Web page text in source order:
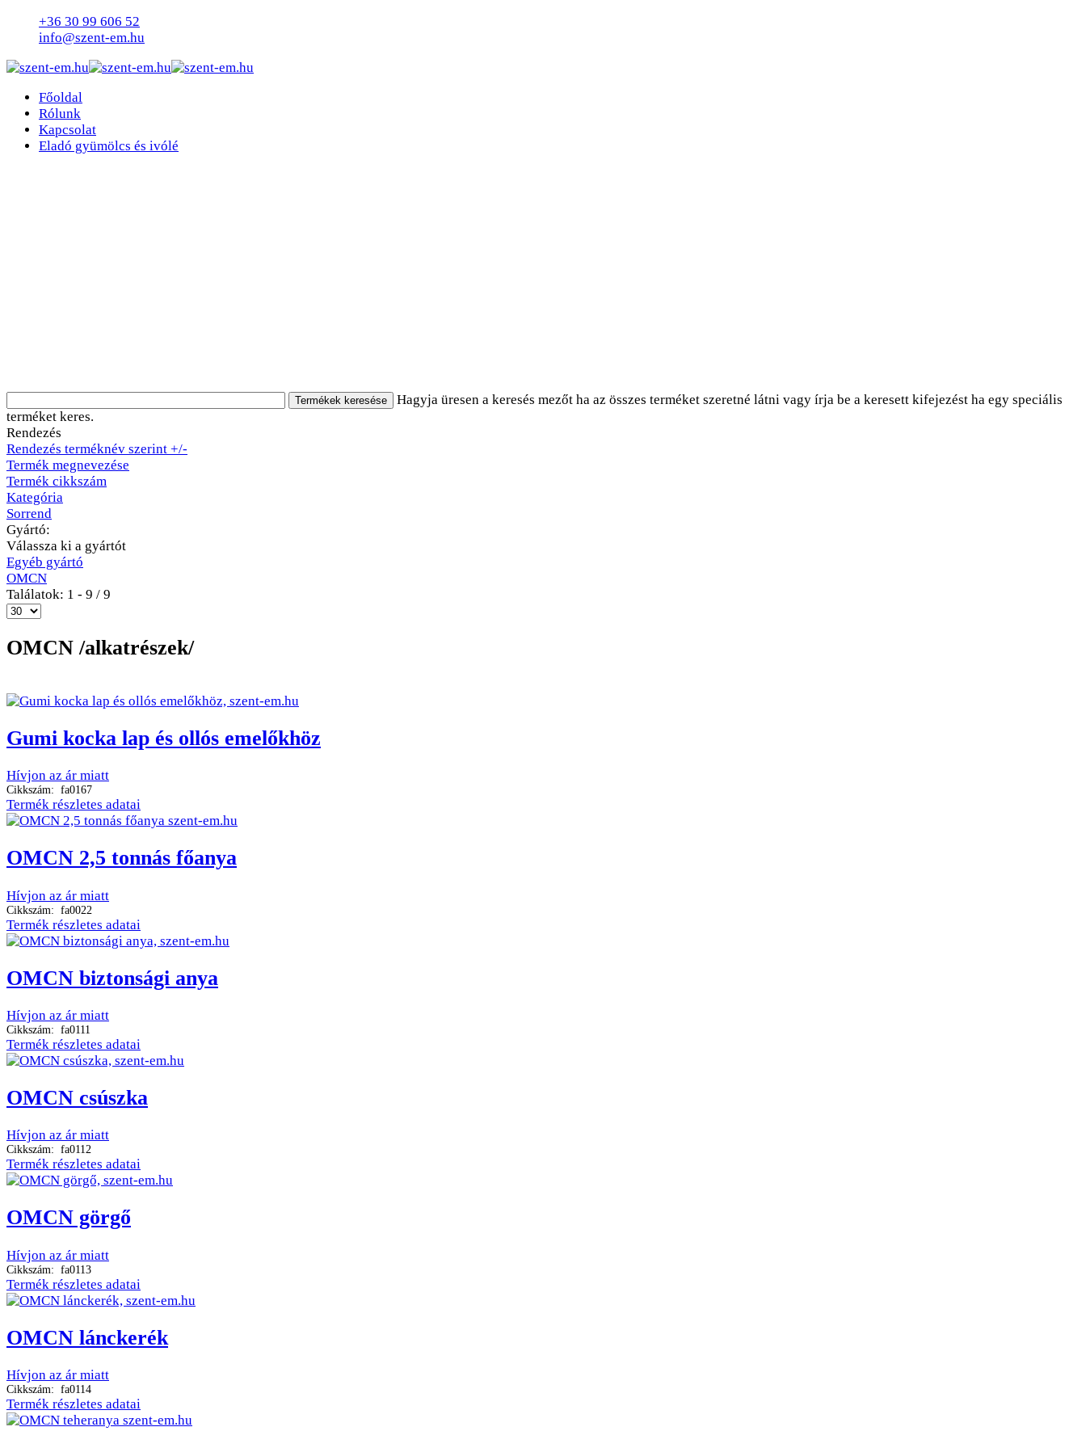
+36 30 99 606 52
info@szent-em.hu
Főoldal
Rólunk
Kapcsolat
Eladó gyümölcs és ivólé
Hagyja üresen a keresés mezőt ha az összes terméket szeretné látni vagy írja be a keresett kifejezést ha egy speciális
terméket keres.
Rendezés
Rendezés terméknév szerint +/-
Termék megnevezése
Termék cikkszám
Kategória
Sorrend
Gyártó:
Válassza ki a gyártót
Egyéb gyártó
OMCN
Találatok: 1 - 9 / 9
OMCN /alkatrészek/
Gumi kocka lap és ollós emelőkhöz
Hívjon az ár miatt
Cikkszám: fa0167
Termék részletes adatai
OMCN 2,5 tonnás főanya
Hívjon az ár miatt
Cikkszám: fa0022
Termék részletes adatai
OMCN biztonsági anya
Hívjon az ár miatt
Cikkszám: fa0111
Termék részletes adatai
OMCN csúszka
Hívjon az ár miatt
Cikkszám: fa0112
Termék részletes adatai
OMCN görgő
Hívjon az ár miatt
Cikkszám: fa0113
Termék részletes adatai
OMCN lánckerék
Hívjon az ár miatt
Cikkszám: fa0114
Termék részletes adatai